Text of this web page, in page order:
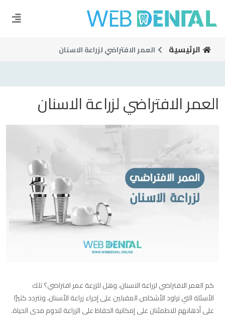
الرئيسية العمر الافتراضي لزراعة الاسنان
العمر الافتراضي لزراعة الاسنان
كم العمر الافتراضي لزراعة الاسنان، وهل للزرعة عمر افتراضي؟ تلك
الأسئلة التي تراود الأشخاص المقبلين على إجراء زراعة الأسنان، وتتردد كثيرًا
على أذهانهم للاطمئنان على إمكانية الحفاظ على الزراعة لتدوم مدى الحياة.